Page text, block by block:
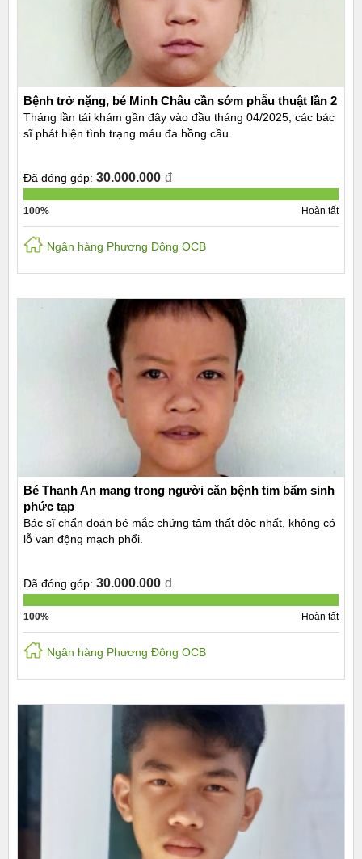
Bệnh trở nặng, bé Minh Châu cần sớm phẫu thuật lần 2
Tháng lần tái khám gần đây vào đầu tháng 04/2025, các bác
sĩ phát hiện tình trạng máu đa hồng cầu.
Đã đóng góp: 30.000.000 đ
100% Hoàn tất
Ngân hàng Phương Đông OCB
Bé Thanh An mang trong người căn bệnh tim bẩm sinh
phức tạp
Bác sĩ chẩn đoán bé mắc chứng tâm thất độc nhất, không có
lỗ van động mạch phổi.
Đã đóng góp: 30.000.000 đ
100% Hoàn tất
Ngân hàng Phương Đông OCB